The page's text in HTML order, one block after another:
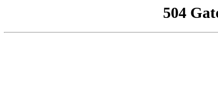
504